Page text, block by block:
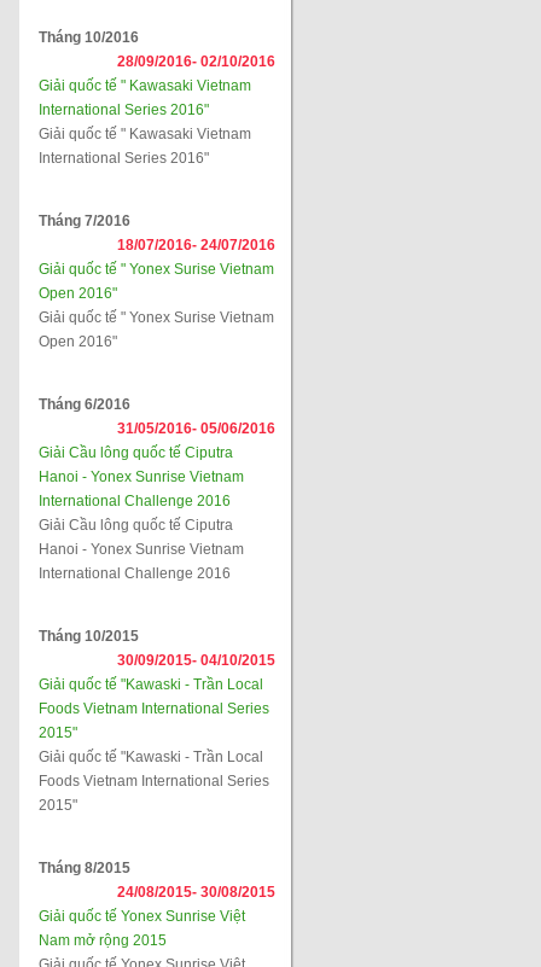
Tháng 10/2016
28/09/2016- 02/10/2016
Giải quốc tế " Kawasaki Vietnam
International Series 2016"
Giải quốc tế " Kawasaki Vietnam
International Series 2016"
Tháng 7/2016
18/07/2016- 24/07/2016
Giải quốc tế " Yonex Surise Vietnam
Open 2016"
Giải quốc tế " Yonex Surise Vietnam
Open 2016"
Tháng 6/2016
31/05/2016- 05/06/2016
Giải Cầu lông quốc tế Ciputra
Hanoi - Yonex Sunrise Vietnam
International Challenge 2016
Giải Cầu lông quốc tế Ciputra
Hanoi - Yonex Sunrise Vietnam
International Challenge 2016
Tháng 10/2015
30/09/2015- 04/10/2015
Giải quốc tế "Kawaski - Trần Local
Foods Vietnam International Series
2015"
Giải quốc tế "Kawaski - Trần Local
Foods Vietnam International Series
2015"
Tháng 8/2015
24/08/2015- 30/08/2015
Giải quốc tế Yonex Sunrise Việt
Nam mở rộng 2015